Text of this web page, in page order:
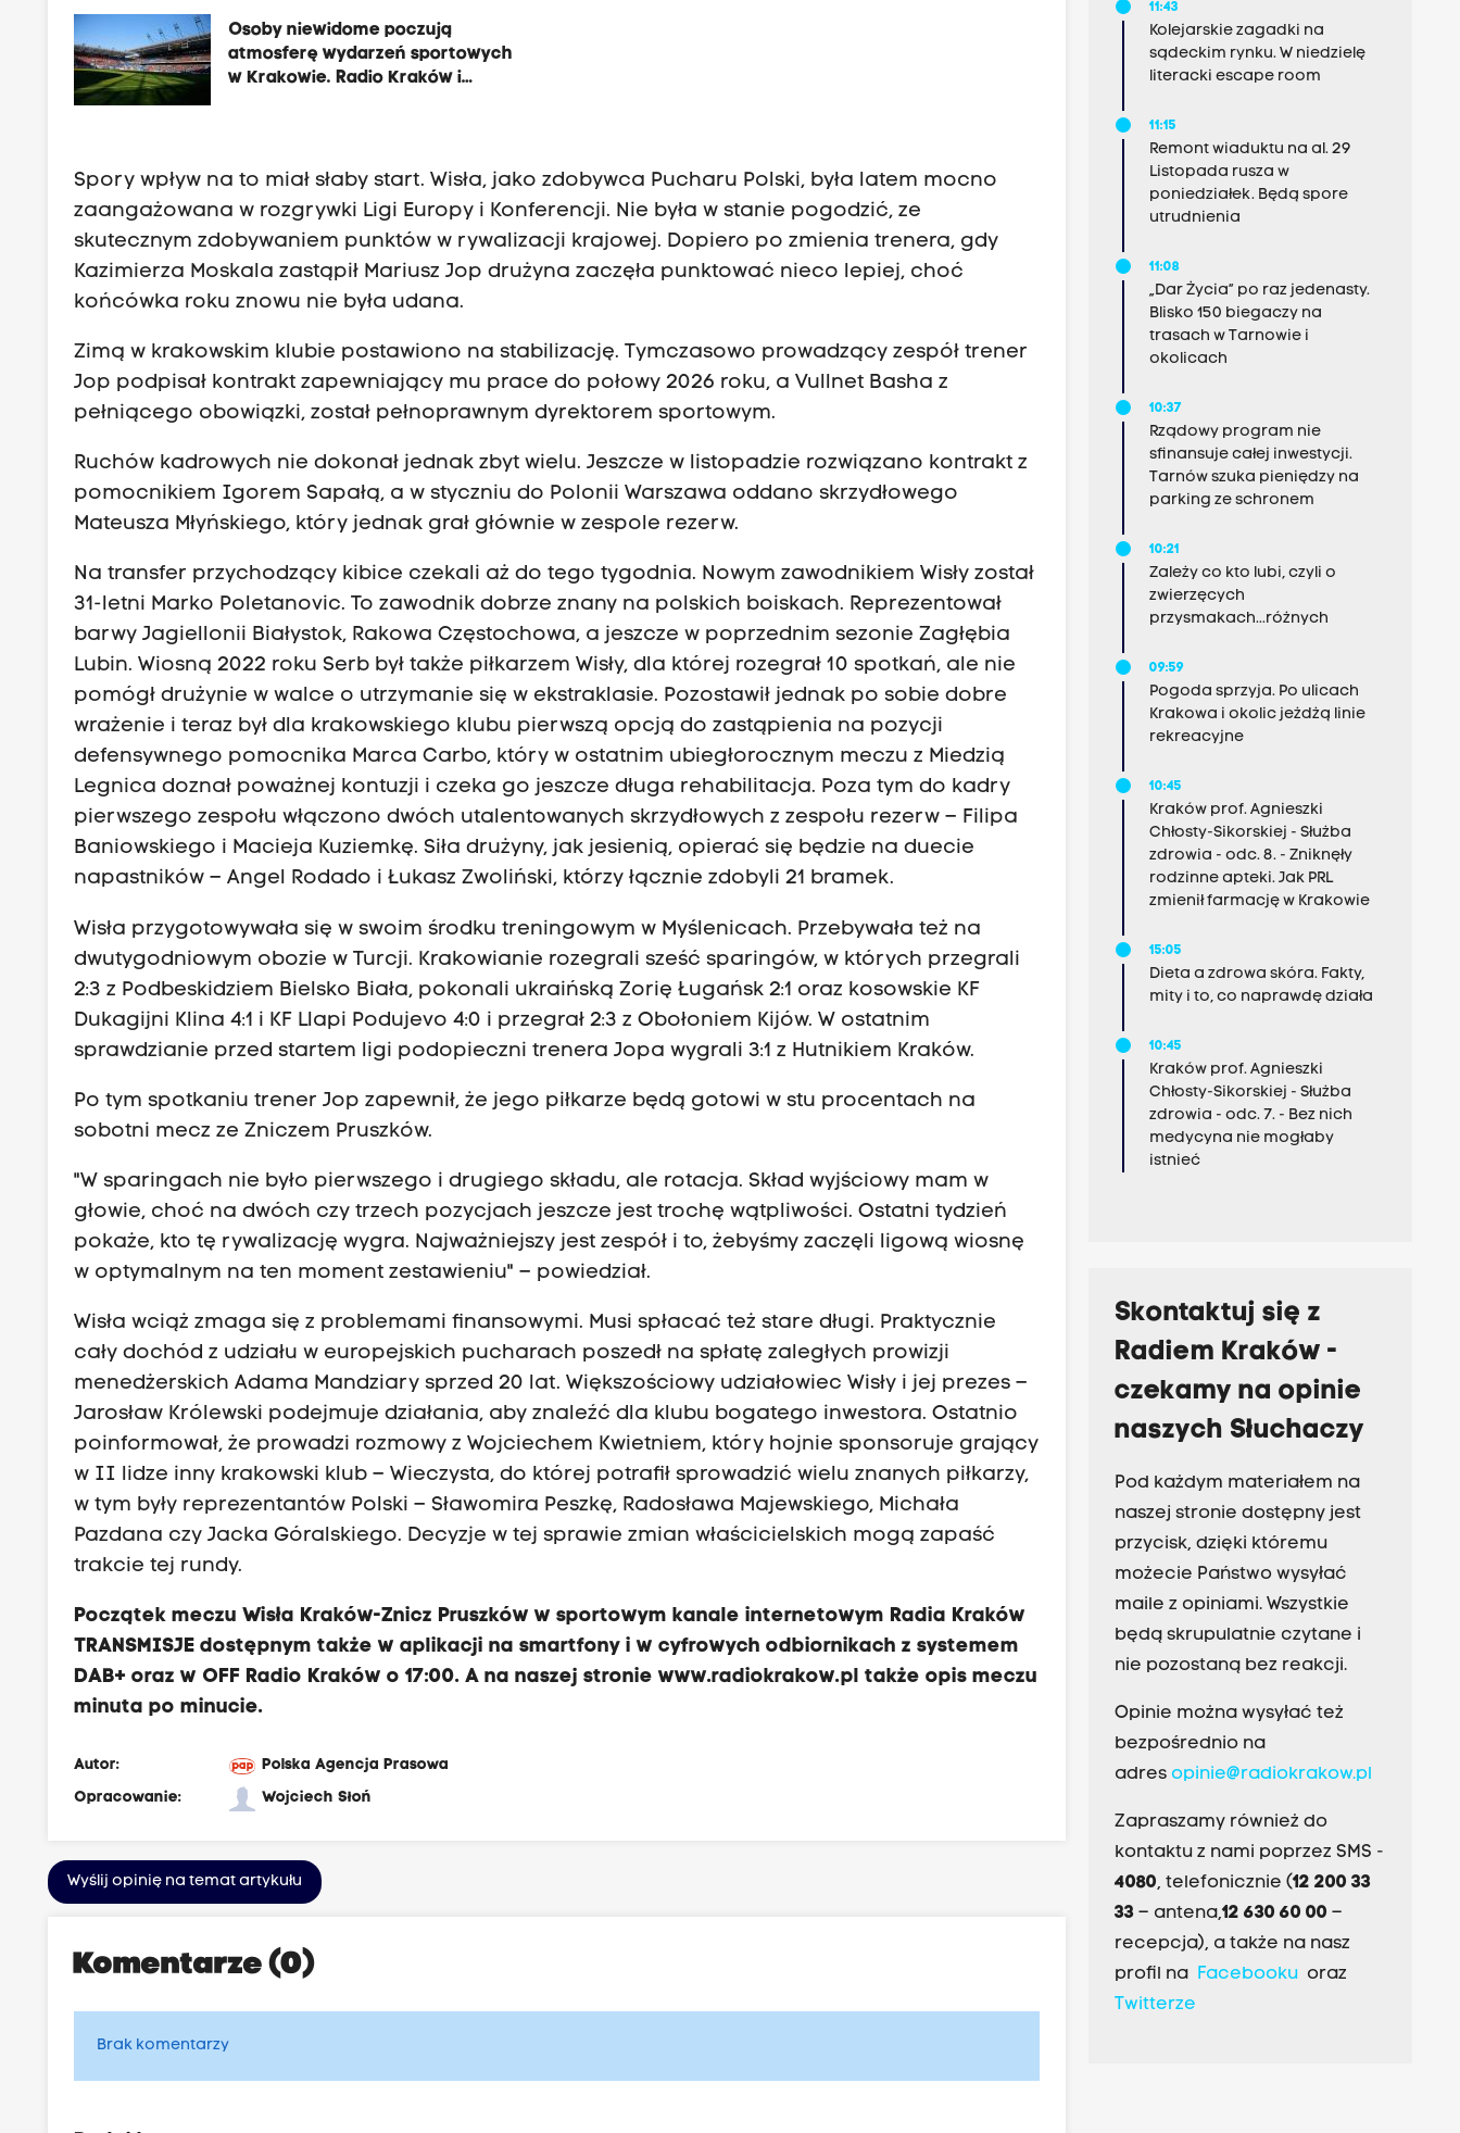
Osoby niewidome poczują
atmosferę wydarzeń sportowych
w Krakowie. Radio Kraków i
Spory wpływ na to miał słaby start. Wisła, jako zdobywca Pucharu Polski, była latem mocno
zaangażowana w rozgrywki Ligi Europy i Konferencji. Nie była w stanie pogodzić, ze
skutecznym zdobywaniem punktów w rywalizacji krajowej. Dopiero po zmienia trenera, gdy
Kazimierza Moskala zastąpił Mariusz Jop drużyna zaczęła punktować nieco lepiej, choć
końcówka roku znowu nie była udana.
Zimą w krakowskim klubie postawiono na stabilizację. Tymczasowo prowadzący zespół trener
Jop podpisał kontrakt zapewniający mu prace do połowy 2026 roku, a Vullnet Basha z
pełniącego obowiązki, został pełnoprawnym dyrektorem sportowym.
Ruchów kadrowych nie dokonał jednak zbyt wielu. Jeszcze w listopadzie rozwiązano kontrakt z
pomocnikiem Igorem Sapałą, a w styczniu do Polonii Warszawa oddano skrzydłowego
Mateusza Młyńskiego, który jednak grał głównie w zespole rezerw.
Na transfer przychodzący kibice czekali aż do tego tygodnia. Nowym zawodnikiem Wisły został
31-letni Marko Poletanovic. To zawodnik dobrze znany na polskich boiskach. Reprezentował
barwy Jagiellonii Białystok, Rakowa Częstochowa, a jeszcze w poprzednim sezonie Zagłębia
Lubin. Wiosną 2022 roku Serb był także piłkarzem Wisły, dla której rozegrał 10 spotkań, ale nie
pomógł drużynie w walce o utrzymanie się w ekstraklasie. Pozostawił jednak po sobie dobre
wrażenie i teraz był dla krakowskiego klubu pierwszą opcją do zastąpienia na pozycji
defensywnego pomocnika Marca Carbo, który w ostatnim ubiegłorocznym meczu z Miedzią
Legnica doznał poważnej kontuzji i czeka go jeszcze długa rehabilitacja. Poza tym do kadry
pierwszego zespołu włączono dwóch utalentowanych skrzydłowych z zespołu rezerw – Filipa
Baniowskiego i Macieja Kuziemkę. Siła drużyny, jak jesienią, opierać się będzie na duecie
napastników – Angel Rodado i Łukasz Zwoliński, którzy łącznie zdobyli 21 bramek.
Wisła przygotowywała się w swoim środku treningowym w Myślenicach. Przebywała też na
dwutygodniowym obozie w Turcji. Krakowianie rozegrali sześć sparingów, w których przegrali
2:3 z Podbeskidziem Bielsko Biała, pokonali ukraińską Zorię Ługańsk 2:1 oraz kosowskie KF
Dukagijni Klina 4:1 i KF Llapi Podujevo 4:0 i przegrał 2:3 z Obołoniem Kijów. W ostatnim
sprawdzianie przed startem ligi podopieczni trenera Jopa wygrali 3:1 z Hutnikiem Kraków.
Po tym spotkaniu trener Jop zapewnił, że jego piłkarze będą gotowi w stu procentach na
sobotni mecz ze Zniczem Pruszków.
"W sparingach nie było pierwszego i drugiego składu, ale rotacja. Skład wyjściowy mam w
głowie, choć na dwóch czy trzech pozycjach jeszcze jest trochę wątpliwości. Ostatni tydzień
pokaże, kto tę rywalizację wygra. Najważniejszy jest zespół i to, żebyśmy zaczęli ligową wiosnę
w optymalnym na ten moment zestawieniu" – powiedział.
Wisła wciąż zmaga się z problemami finansowymi. Musi spłacać też stare długi. Praktycznie
cały dochód z udziału w europejskich pucharach poszedł na spłatę zaległych prowizji
menedżerskich Adama Mandziary sprzed 20 lat. Większościowy udziałowiec Wisły i jej prezes –
Jarosław Królewski podejmuje działania, aby znaleźć dla klubu bogatego inwestora. Ostatnio
poinformował, że prowadzi rozmowy z Wojciechem Kwietniem, który hojnie sponsoruje grający
w II lidze inny krakowski klub – Wieczysta, do której potrafił sprowadzić wielu znanych piłkarzy,
w tym były reprezentantów Polski – Sławomira Peszkę, Radosława Majewskiego, Michała
Pazdana czy Jacka Góralskiego. Decyzje w tej sprawie zmian właścicielskich mogą zapaść
trakcie tej rundy.
Początek meczu Wisła Kraków-Znicz Pruszków w sportowym kanale internetowym Radia Kraków
TRANSMISJE dostępnym także w aplikacji na smartfony i w cyfrowych odbiornikach z systemem
DAB+ oraz w OFF Radio Kraków o 17:00.A na naszej stroniewww.radiokrakow.pl także opis meczu
minuta po minucie.
Autor:
Polska Agencja Prasowa
Opracowanie:
Wojciech Słoń
Wyślij opinię na temat artykułu
Komentarze (0)
Brak komentarzy
11:43
Kolejarskie zagadki na
sądeckim rynku. W niedzielę
literacki escape room
11:15
Remont wiaduktu na al. 29
Listopada rusza w
poniedziałek. Będą spore
utrudnienia
11:08
„Dar Życia” po raz jedenasty.
Blisko 150 biegaczy na
trasach w Tarnowie i
okolicach
10:37
Rządowy program nie
sfinansuje całej inwestycji.
Tarnów szuka pieniędzy na
parking ze schronem
10:21
Zależy co kto lubi, czyli o
zwierzęcych
przysmakach...różnych
09:59
Pogoda sprzyja. Po ulicach
Krakowa i okolic jeżdżą linie
rekreacyjne
10:45
Kraków prof. Agnieszki
Chłosty-Sikorskiej - Służba
zdrowia - odc. 8. - Zniknęły
rodzinne apteki. Jak PRL
zmienił farmację w Krakowie
15:05
Dieta a zdrowa skóra. Fakty,
mity i to, co naprawdę działa
10:45
Kraków prof. Agnieszki
Chłosty-Sikorskiej - Służba
zdrowia - odc. 7. - Bez nich
medycyna nie mogłaby
istnieć
Skontaktuj się z
Radiem Kraków -
czekamy na opinie
naszych Słuchaczy
Pod każdym materiałem na
naszej stronie dostępny jest
przycisk, dzięki któremu
możecie Państwo wysyłać
maile z opiniami. Wszystkie
będą skrupulatnie czytane i
nie pozostaną bez reakcji.
Opinie można wysyłać też
bezpośrednio na
adres opinie@radiokrakow.pl
Zapraszamy również do
kontaktu z nami poprzez SMS -
4080, telefonicznie (12 200 33
33– antena,12 630 60 00 –
recepcja), a także na nasz
profil na Facebookuoraz
Twitterze